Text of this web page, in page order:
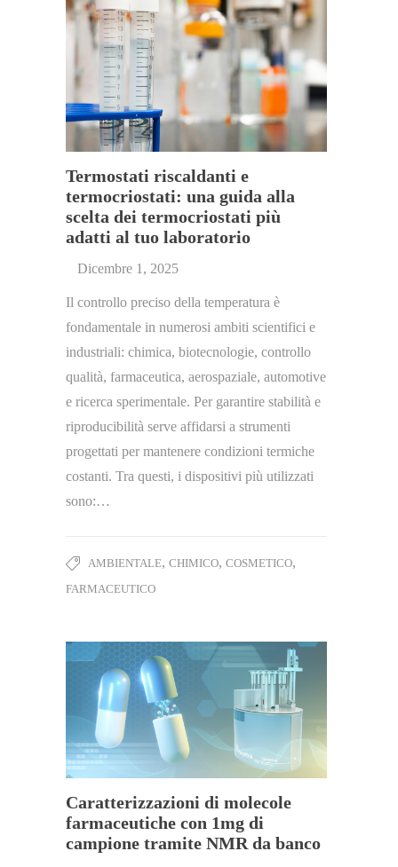
Termostati riscaldanti e
termocriostati: una guida alla
scelta dei termocriostati più
adatti al tuo laboratorio
Dicembre 1, 2025
Il controllo preciso della temperatura è
fondamentale in numerosi ambiti scientifici e
industriali: chimica, biotecnologie, controllo
qualità, farmaceutica, aerospaziale, automotive
e ricerca sperimentale. Per garantire stabilità e
riproducibilità serve affidarsi a strumenti
progettati per mantenere condizioni termiche
costanti. Tra questi, i dispositivi più utilizzati
sono:…
AMBIENTALE, CHIMICO, COSMETICO,
FARMACEUTICO
Caratterizzazioni di molecole
farmaceutiche con 1mg di
campione tramite NMR da banco